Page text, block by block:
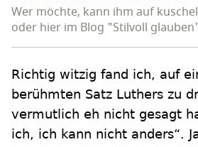
Wer möchte, kann ihm auf
oder hier im Blog "Stilvoll
Richtig witzig fand ich, auf
berühmten Satz Luthers zu
vermutlich eh nicht gesagt
ich, ich kann nicht anders“.